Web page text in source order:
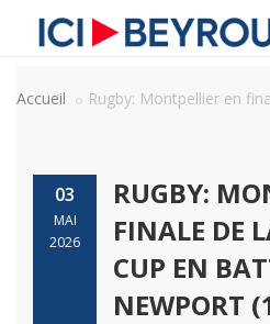
Accueil Rugby: Montpellier en
03
MAI
2026
RUGBY:
FINALE DE
CUP EN
NEWPORT